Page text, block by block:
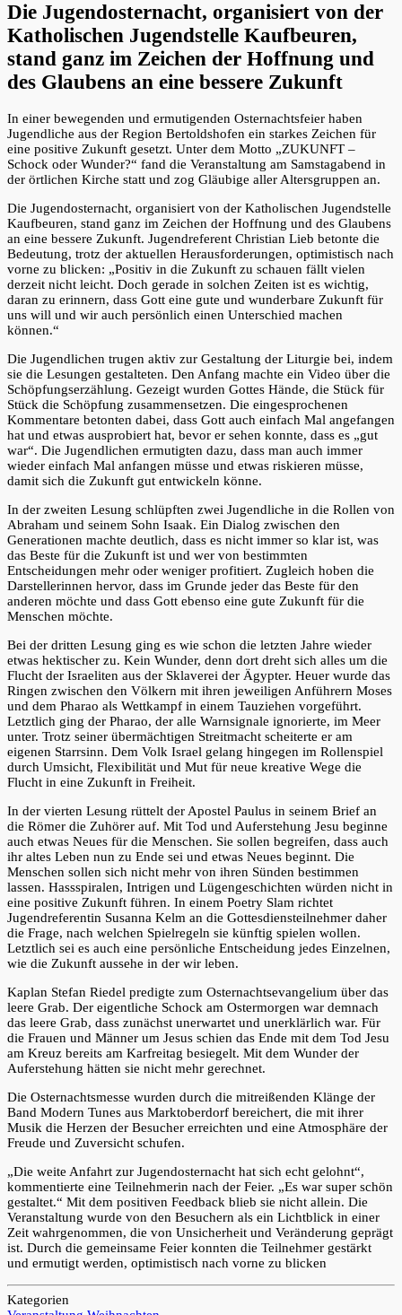
Die Jugendosternacht, organisiert von der
Katholischen Jugendstelle Kaufbeuren,
stand ganz im Zeichen der Hoffnung und
des Glaubens an eine bessere Zukunft
In einer bewegenden und ermutigenden Osternachtsfeier haben
Jugendliche aus der Region Bertoldshofen ein starkes Zeichen für
eine positive Zukunft gesetzt. Unter dem Motto „ZUKUNFT –
Schock oder Wunder?“ fand die Veranstaltung am Samstagabend in
der örtlichen Kirche statt und zog Gläubige aller Altersgruppen an.
Die Jugendosternacht, organisiert von der Katholischen Jugendstelle
Kaufbeuren, stand ganz im Zeichen der Hoffnung und des Glaubens
an eine bessere Zukunft. Jugendreferent Christian Lieb betonte die
Bedeutung, trotz der aktuellen Herausforderungen, optimistisch nach
vorne zu blicken: „Positiv in die Zukunft zu schauen fällt vielen
derzeit nicht leicht. Doch gerade in solchen Zeiten ist es wichtig,
daran zu erinnern, dass Gott eine gute und wunderbare Zukunft für
uns will und wir auch persönlich einen Unterschied machen
können.“
Die Jugendlichen trugen aktiv zur Gestaltung der Liturgie bei, indem
sie die Lesungen gestalteten. Den Anfang machte ein Video über die
Schöpfungserzählung. Gezeigt wurden Gottes Hände, die Stück für
Stück die Schöpfung zusammensetzen. Die eingesprochenen
Kommentare betonten dabei, dass Gott auch einfach Mal angefangen
hat und etwas ausprobiert hat, bevor er sehen konnte, dass es „gut
war“. Die Jugendlichen ermutigten dazu, dass man auch immer
wieder einfach Mal anfangen müsse und etwas riskieren müsse,
damit sich die Zukunft gut entwickeln könne.
In der zweiten Lesung schlüpften zwei Jugendliche in die Rollen von
Abraham und seinem Sohn Isaak. Ein Dialog zwischen den
Generationen machte deutlich, dass es nicht immer so klar ist, was
das Beste für die Zukunft ist und wer von bestimmten
Entscheidungen mehr oder weniger profitiert. Zugleich hoben die
Darstellerinnen hervor, dass im Grunde jeder das Beste für den
anderen möchte und dass Gott ebenso eine gute Zukunft für die
Menschen möchte.
Bei der dritten Lesung ging es wie schon die letzten Jahre wieder
etwas hektischer zu. Kein Wunder, denn dort dreht sich alles um die
Flucht der Israeliten aus der Sklaverei der Ägypter. Heuer wurde das
Ringen zwischen den Völkern mit ihren jeweiligen Anführern Moses
und dem Pharao als Wettkampf in einem Tauziehen vorgeführt.
Letztlich ging der Pharao, der alle Warnsignale ignorierte, im Meer
unter. Trotz seiner übermächtigen Streitmacht scheiterte er am
eigenen Starrsinn. Dem Volk Israel gelang hingegen im Rollenspiel
durch Umsicht, Flexibilität und Mut für neue kreative Wege die
Flucht in eine Zukunft in Freiheit.
In der vierten Lesung rüttelt der Apostel Paulus in seinem Brief an
die Römer die Zuhörer auf. Mit Tod und Auferstehung Jesu beginne
auch etwas Neues für die Menschen. Sie sollen begreifen, dass auch
ihr altes Leben nun zu Ende sei und etwas Neues beginnt. Die
Menschen sollen sich nicht mehr von ihren Sünden bestimmen
lassen. Hassspiralen, Intrigen und Lügengeschichten würden nicht in
eine positive Zukunft führen. In einem Poetry Slam richtet
Jugendreferentin Susanna Kelm an die Gottesdiensteilnehmer daher
die Frage, nach welchen Spielregeln sie künftig spielen wollen.
Letztlich sei es auch eine persönliche Entscheidung jedes Einzelnen,
wie die Zukunft aussehe in der wir leben.
Kaplan Stefan Riedel predigte zum Osternachtsevangelium über das
leere Grab. Der eigentliche Schock am Ostermorgen war demnach
das leere Grab, dass zunächst unerwartet und unerklärlich war. Für
die Frauen und Männer um Jesus schien das Ende mit dem Tod Jesu
am Kreuz bereits am Karfreitag besiegelt. Mit dem Wunder der
Auferstehung hätten sie nicht mehr gerechnet.
Die Osternachtsmesse wurden durch die mitreißenden Klänge der
Band Modern Tunes aus Marktoberdorf bereichert, die mit ihrer
Musik die Herzen der Besucher erreichten und eine Atmosphäre der
Freude und Zuversicht schufen.
„Die weite Anfahrt zur Jugendosternacht hat sich echt gelohnt“,
kommentierte eine Teilnehmerin nach der Feier. „Es war super schön
gestaltet.“ Mit dem positiven Feedback blieb sie nicht allein. Die
Veranstaltung wurde von den Besuchern als ein Lichtblick in einer
Zeit wahrgenommen, die von Unsicherheit und Veränderung geprägt
ist. Durch die gemeinsame Feier konnten die Teilnehmer gestärkt
und ermutigt werden, optimistisch nach vorne zu blicken
Kategorien